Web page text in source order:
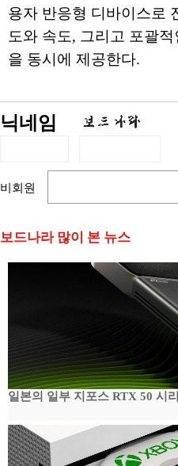
용자 반응형 디바이스로
도와 속도, 그리고 포괄
을 동시에 제공한다.
닉네임
비회원
보드나라 많이 본 뉴스
일본의 일부 지포스 RTX 50 시